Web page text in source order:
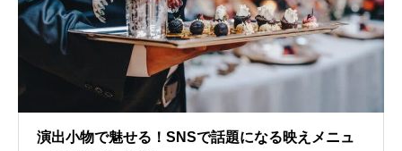
演出小物で魅せる！SNSで話題になる映えメニュ